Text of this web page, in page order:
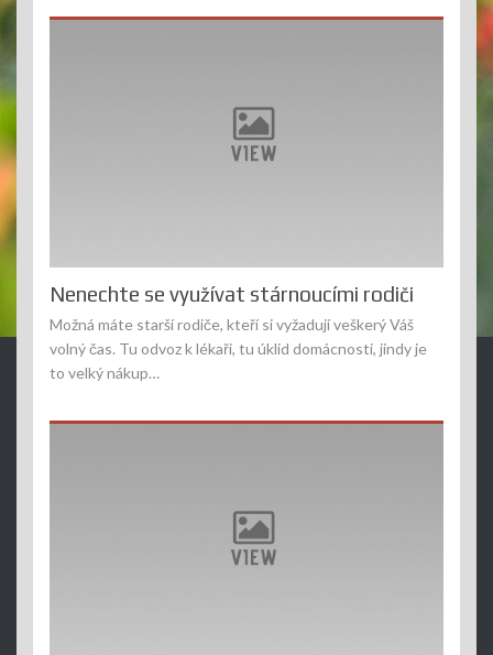
Nenechte se využívat stárnoucími rodiči
Možná máte starší rodiče, kteří si vyžadují veškerý Váš
volný čas. Tu odvoz k lékaři, tu úklid domácnosti, jindy je
to velký nákup…